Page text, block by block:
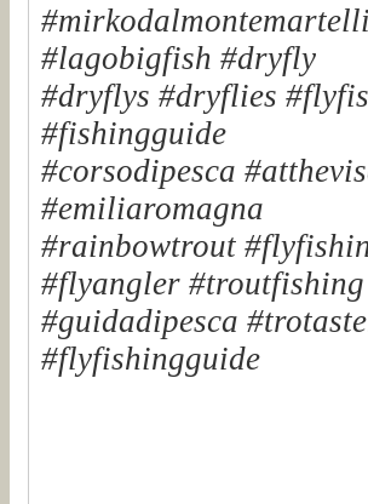
#lagobigfish #dryfly
#dryflys #dryflies
#fishingguide
#corsodipesca
#emiliaromagna
#rainbowtrout
#flyangler
#guidadipesca
#flyfishingguide